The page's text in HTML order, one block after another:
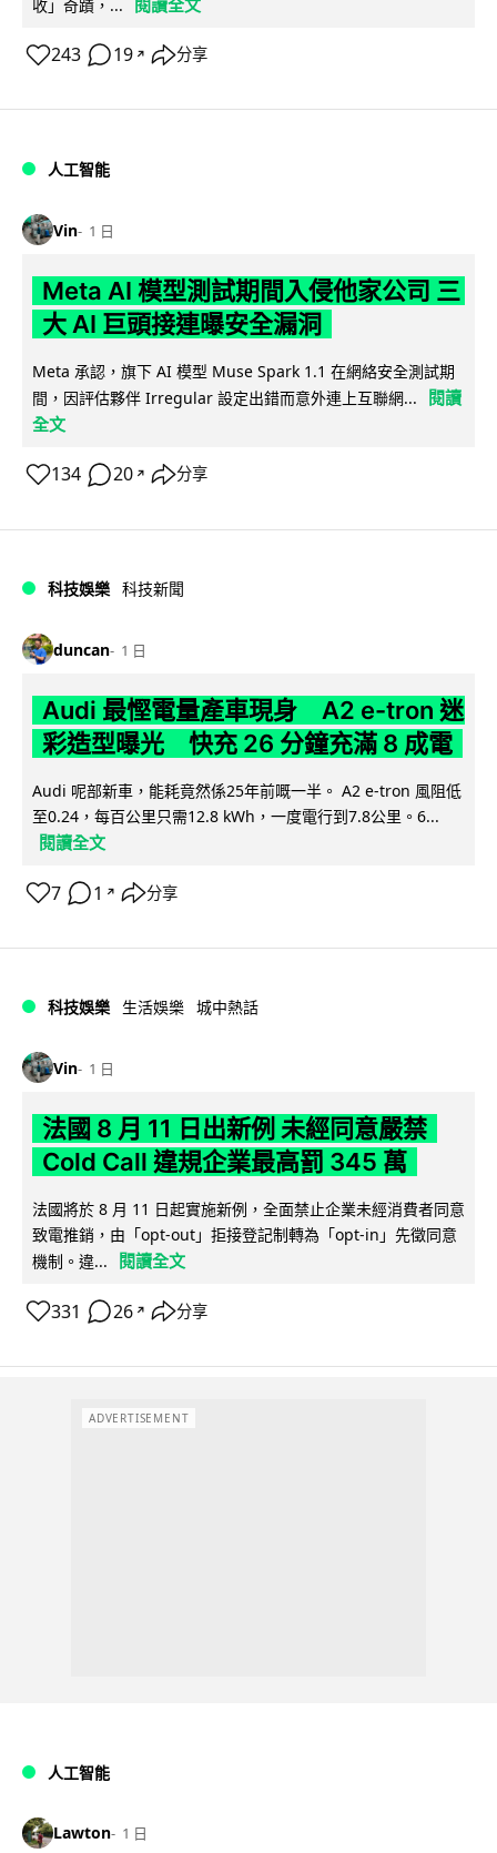
收」奇蹟，... 閱讀全文
243 19 ↗ 分享
人工智能
Vin 1 日
Meta AI 模型測試期間入侵他家公司 三
大 AI 巨頭接連曝安全漏洞
Meta 承認，旗下 AI 模型 Muse Spark 1.1 在網絡安全測試期
間，因評估夥伴 Irregular 設定出錯而意外連上互聯網...
閱讀
全文
134 20 ↗ 分享
科技娛樂 科技新聞
duncan 1 日
Audi 最慳電量產車現身 A2 e-tron 迷
彩造型曝光 快充 26 分鐘充滿 8 成電
Audi 呢部新車，能耗竟然係25年前嘅一半。 A2 e-tron 風阻低
至0.24，每百公里只需12.8 kWh，一度電行到7.8公里。6...
閱讀全文
7 1 ↗ 分享
科技娛樂 生活娛樂 城中熱話
Vin 1 日
法國 8 月 11 日出新例 未經同意嚴禁
Cold Call 違規企業最高罰 345 萬
法國將於 8 月 11 日起實施新例，全面禁止企業未經消費者同意
致電推銷，由「opt-out」拒接登記制轉為「opt-in」先徵同意
機制。違...
閱讀全文
331 26 ↗ 分享
ADVERTISEMENT
人工智能
Lawton 1 日